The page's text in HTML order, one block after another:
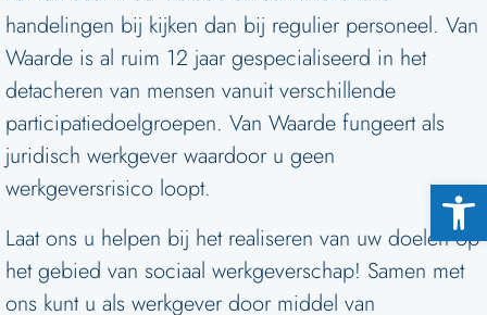
handelingen bij kijken dan bij regulier personeel. Van
Waarde is al ruim 12 jaar gespecialiseerd in het
detacheren van mensen vanuit verschillende
participatiedoelgroepen. Van Waarde fungeert als
juridisch werkgever waardoor u geen
werkgeversrisico loopt.
Laat ons u helpen bij het realiseren van uw doelen op
het gebied van sociaal werkgeverschap! Samen met
ons kunt u als werkgever door middel van